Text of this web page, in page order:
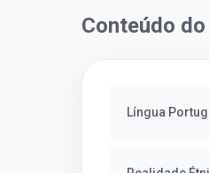
Conteúdo
Língua